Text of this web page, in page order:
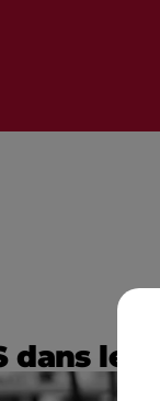
dans le